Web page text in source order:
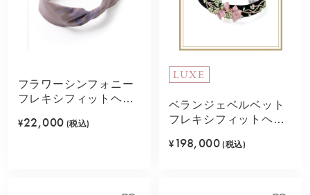
フラワーシンフォニー
フレキシフィットヘア
ュ)
¥22,000 (税込)
LUXE
ベランジェベルベット
フレキシフィットヘア
¥ 198,000 (税込)